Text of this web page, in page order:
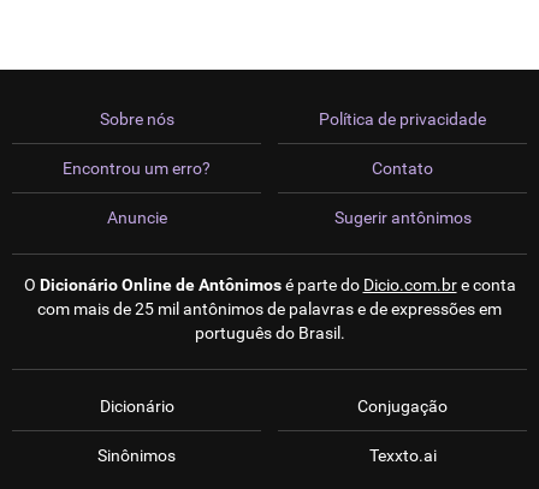
Sobre nós
Encontrou um erro?
Anuncie
Política de privacidade
Contato
Sugerir antônimos
O Dicionário Online de Antônimosé parte do Dicio.com.bre conta
com mais de 25 mil antônimos de palavras e de expressões em
português do Brasil.
Dicionário
Sinônimos
Conjugação
Texxto.ai